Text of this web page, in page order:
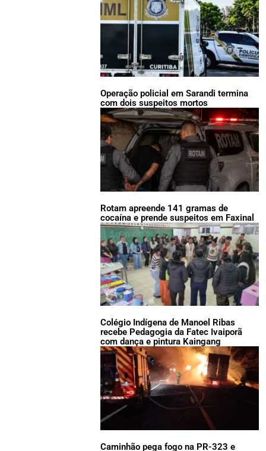
Operação policial em Sarandi termina
com dois suspeitos mortos
Rotam apreende 141 gramas de
cocaína e prende suspeitos em Faxinal
Colégio Indígena de Manoel Ribas
recebe Pedagogia da Fatec Ivaiporã
com dança e pintura Kaingang
Caminhão pega fogo na PR-323 e